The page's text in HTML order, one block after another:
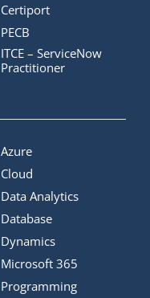
Certiport
PECB
ITCE – ServiceNow
Practitioner
Azure
Cloud
Data Analytics
Database
Dynamics
Microsoft 365
Programming